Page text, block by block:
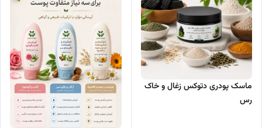
ماسک پودری دتوکس زغال و خاک
رس